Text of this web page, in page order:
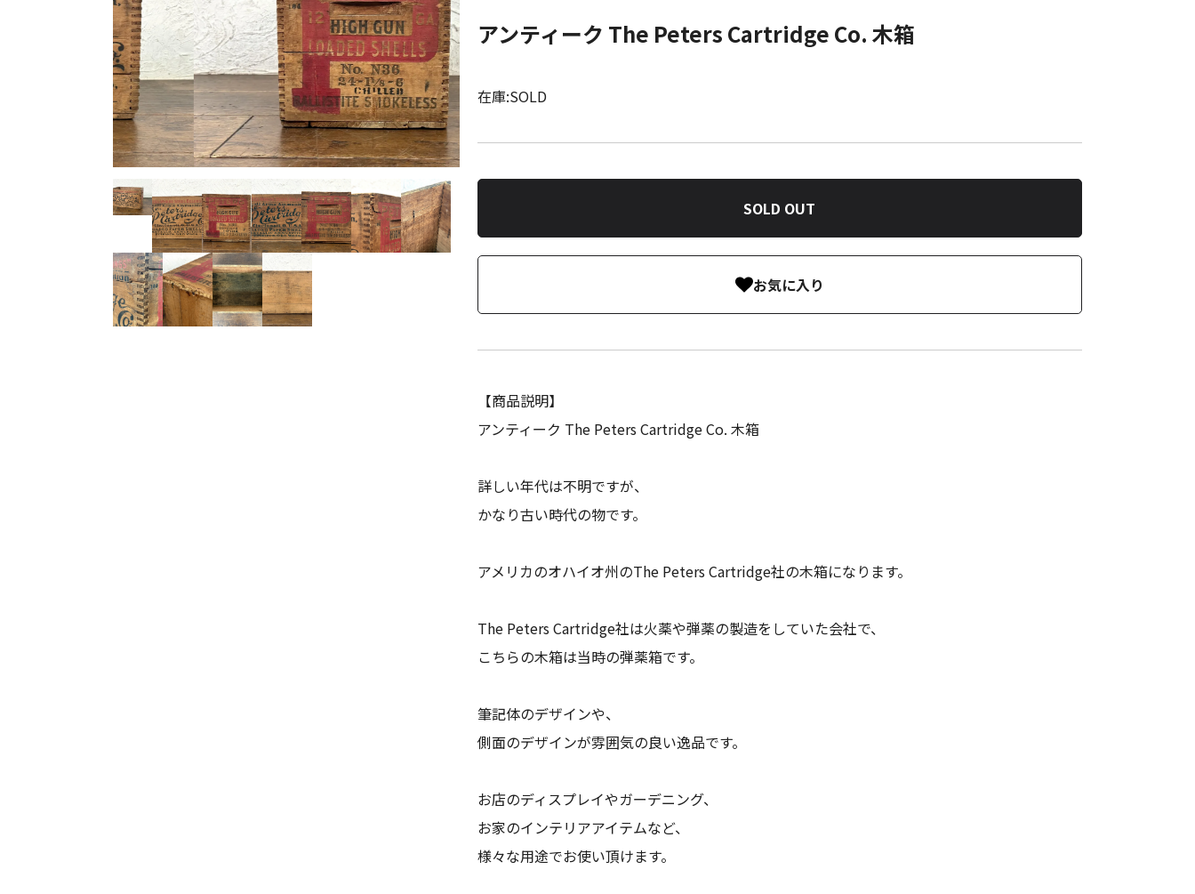
アンティーク The Peters Cartridge Co. 木箱
在庫:SOLD
SOLD OUT
お気に入り
【商品説明】
アンティーク The Peters Cartridge Co. 木箱
詳しい年代は不明ですが、
かなり古い時代の物です。
アメリカのオハイオ州のThe Peters Cartridge社の木箱になります。
The Peters Cartridge社は火薬や弾薬の製造をしていた会社で、
こちらの木箱は当時の弾薬箱です。
筆記体のデザインや、
側面のデザインが雰囲気の良い逸品です。
お店のディスプレイやガーデニング、
お家のインテリアアイテムなど、
様々な用途でお使い頂けます。